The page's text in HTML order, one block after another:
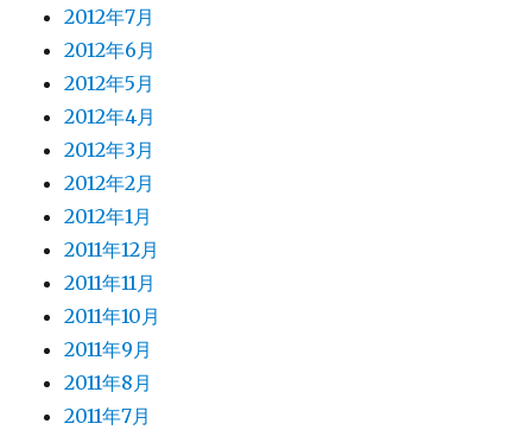
2012年7月
2012年6月
2012年5月
2012年4月
2012年3月
2012年2月
2012年1月
2011年12月
2011年11月
2011年10月
2011年9月
2011年8月
2011年7月